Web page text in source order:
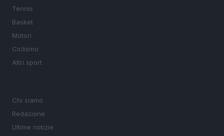
Tennis
Basket
Motori
Ciclismo
Altri sport
Chi siamo
Redazione
Ultime notizie